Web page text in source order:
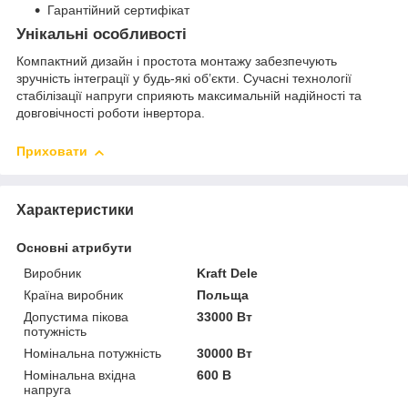
Гарантійний сертифікат
Унікальні особливості
Компактний дизайн і простота монтажу забезпечують
зручність інтеграції у будь-які об’єкти. Сучасні технології
стабілізації напруги сприяють максимальній надійності та
довговічності роботи інвертора.
Приховати
Характеристики
Основні атрибути
Виробник
Kraft Dele
Країна виробник
Польща
Допустима пікова
потужність
33000 Вт
Номінальна потужність
30000 Вт
Номінальна вхідна
напруга
600 В